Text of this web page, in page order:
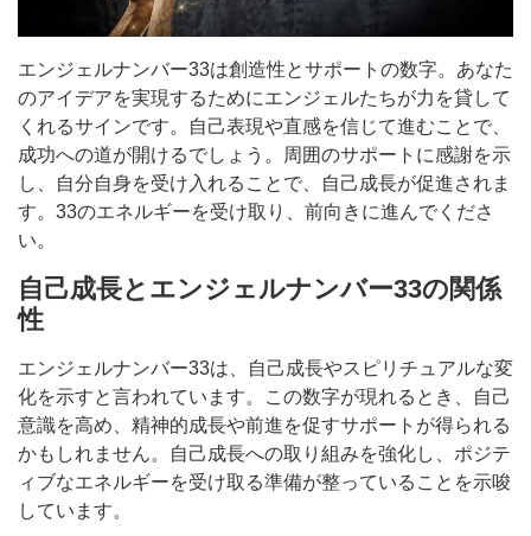
エンジェルナンバー33は創造性とサポートの数字。あなた
のアイデアを実現するためにエンジェルたちが力を貸して
くれるサインです。自己表現や直感を信じて進むことで、
成功への道が開けるでしょう。周囲のサポートに感謝を示
し、自分自身を受け入れることで、自己成長が促進されま
す。33のエネルギーを受け取り、前向きに進んでくださ
い。
自己成長とエンジェルナンバー33の関係
性
エンジェルナンバー33は、自己成長やスピリチュアルな変
化を示すと言われています。この数字が現れるとき、自己
意識を高め、精神的成長や前進を促すサポートが得られる
かもしれません。自己成長への取り組みを強化し、ポジテ
ィブなエネルギーを受け取る準備が整っていることを示唆
しています。